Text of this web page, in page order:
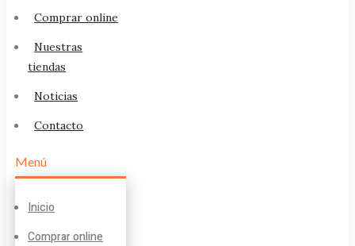
Comprar online
Nuestras
tiendas
Noticias
Contacto
Menú
Inicio
Comprar online